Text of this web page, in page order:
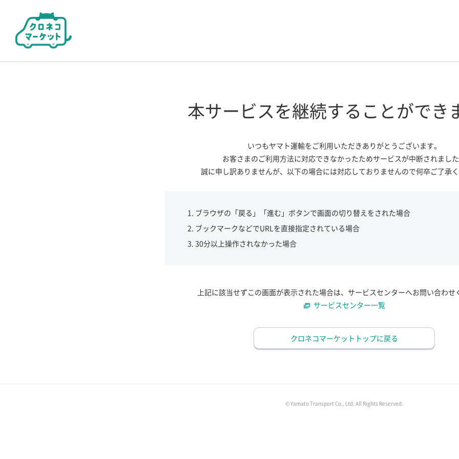
本サービスを継続する ことができ
いつもヤマト運輸をご利用いただきありがとうございます。
お客さまのご利用方法に対応できなかったためサービスが中断されました
誠に申し訳ありませんが、 以下の場合には対応しておりませんので何卒ご了承く
ブラウザの「戻る」「進む」ボタンで画面の切り替えをされた場合
ブックマークなどでURLを直接指定されている場合
30分以上操作されなかった場合
上記に該当せずこの画面が表示された場合は、サービスセンターへお問い合わせ
サービスセンター一覧
クロネコマーケットトップに戻る
© Yamato Transport Co., Ltd. All Rights Reserved.